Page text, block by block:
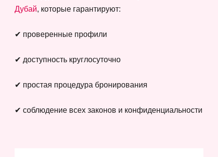
Дубай, которые гарантируют:
✔ проверенные профили
✔ доступность круглосуточно
✔ простая процедура бронирования
✔ соблюдение всех законов и конфиденциальности